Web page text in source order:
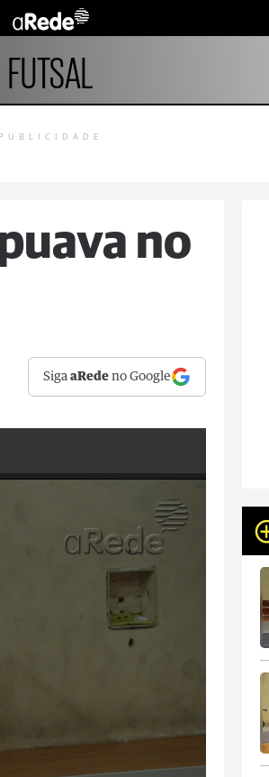
FUTSAL
PUBLICIDADE
no
SigaaRede no Google